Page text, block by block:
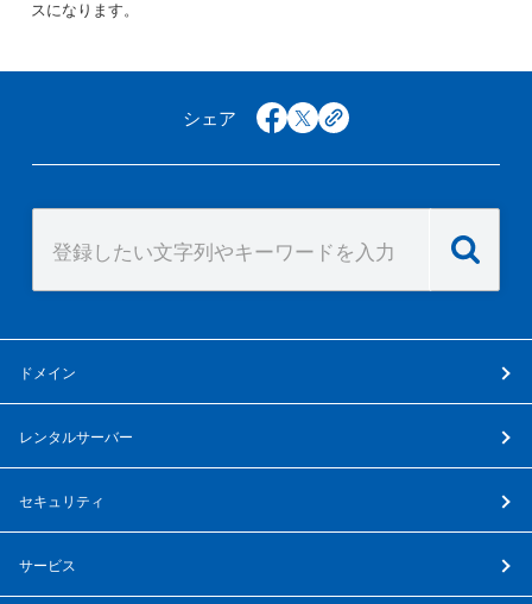
スになります。
シェア facebook
x copy
ドメイン
レンタルサーバー
セキュリティ
サービス